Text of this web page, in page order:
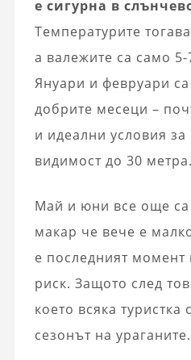
е сигурна в
Температурите
а валежите са само
Януари и февруари
добрите месеци –
и идеални условия за
видимост до 30 метра.
Май и юни все още са
макар че вече е
е последният момент
риск. Защото след
което всяка туристка
сезонът на ураганите.